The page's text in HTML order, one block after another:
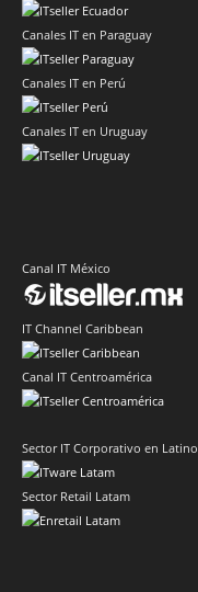
Canales IT en Paraguay
Canales IT en Perú
Canales IT en Uruguay
Canal IT México
IT Channel Caribbean
Canal IT Centroamérica
Sector IT Corporativo en
Sector Retail Latam